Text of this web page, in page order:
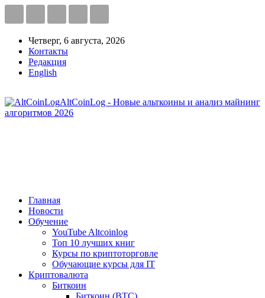
Четверг, 6 августа, 2026
Контакты
Редакция
English
AltCoinLog - Новые альткоины и анализ майнинг
алгоритмов 2026
Главная
Новости
Обучение
YouTube Altcoinlog
Топ 10 лучших книг
Курсы по криптоторговле
Обучающие курсы для IT
Криптовалюта
Биткоин
Биткоин (BTC)